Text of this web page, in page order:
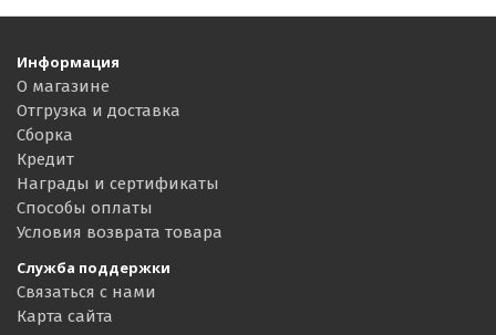
Информация
О магазине
Отгрузка и доставка
Сборка
Кредит
Награды и сертификаты
Способы оплаты
Условия возврата товара
Служба поддержки
Связаться с нами
Карта сайта